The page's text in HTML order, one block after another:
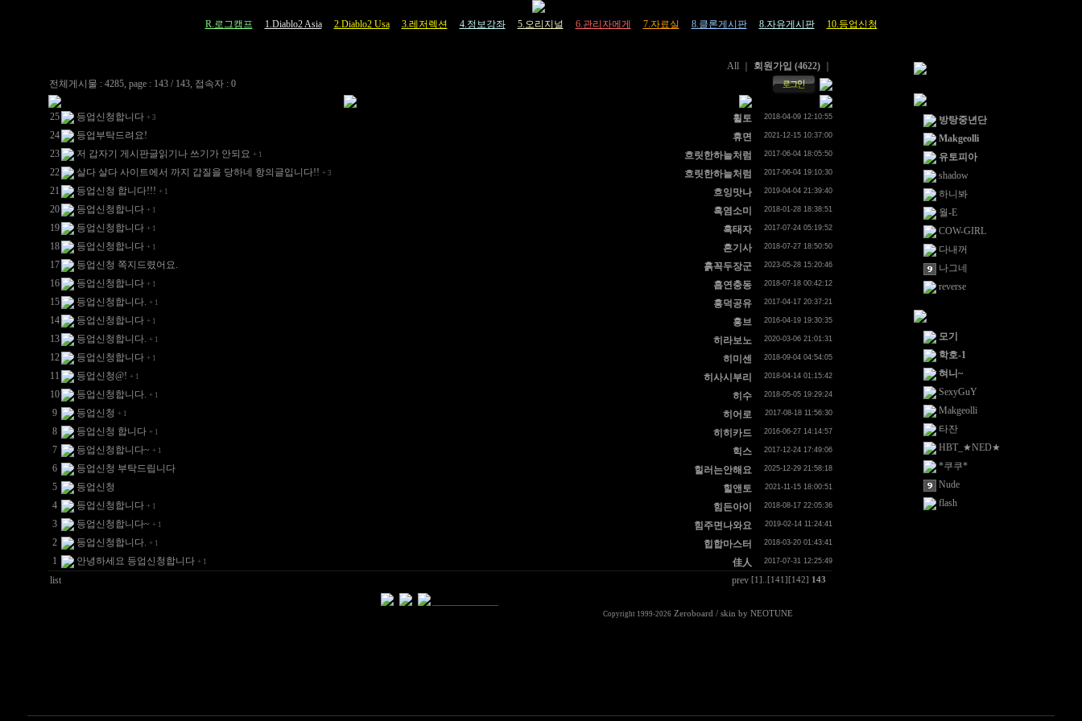
R.로그캠프 1.Diablo2 Asia 2.Diablo2 Usa 3.레저렉션 4.정보강좌 5.오리지널 6.관리자에게 7.자료실 8.클론게시판 8.자유게시판 10.등업신청
All 회원가입 (4622)
전체게시물 : 4285, page : 143 / 143, 접속자 : 0
25 등업신청합니다 + 3 휠토 2018-04-09 12:10:55
24 등업부탁드려요! 휴면 2021-12-15 10:37:00
23 저 갑자기 게시판글읽기나 쓰기가 안되요 + 1 흐릿한하늘처럼 2017-06-04 18:05:50
22 살다 살다 사이트에서 까지 갑질을 당하네 항의글입니다!! + 3 흐릿한하늘처럼 2017-06-04 19:10:30
21 등업신청 합니다!!! + 1 흐잉맛나 2019-04-04 21:39:40
20 등업신청합니다 + 1 흑염소미 2018-01-28 18:38:51
19 등업신청합니다 + 1 흑태자 2017-07-24 05:19:52
18 등업신청합니다 + 1 흔기사 2018-07-27 18:50:50
17 등업신청 쪽지드렸어요. 흙꼭두장군 2023-05-28 15:20:46
16 등업신청합니다 + 1 흡연충동 2018-07-18 00:42:12
15 등업신청합니다. + 1 흥덕공유 2017-04-17 20:37:21
14 등업신청합니다 + 1 흥브 2016-04-19 19:30:35
13 등업신청합니다. + 1 히라보노 2020-03-06 21:01:31
12 등업신청합니다 + 1 히미센 2018-09-04 04:54:05
11 등업신청@! + 1 히사시부리 2018-04-14 01:15:42
10 등업신청합니다. + 1 히수 2018-05-05 19:29:24
9 등업신청 + 1 히어로 2017-08-18 11:56:30
8 등업신청 합니다 + 1 히히카드 2016-06-27 14:14:57
7 등업신청합니다~ + 1 힉스 2017-12-24 17:49:06
6 등업신청 부탁드립니다 힐러는안해요 2025-12-29 21:58:18
5 등업신청 힐앤토 2021-11-15 18:00:51
4 등업신청합니다 + 1 힘든아이 2018-08-17 22:05:36
3 등업신청합니다~ + 1 힘주면나와요 2019-02-14 11:24:41
2 등업신청합니다. + 1 힙합마스터 2018-03-20 01:43:41
1 안녕하세요 등업신청합니다 + 1 佳人 2017-07-31 12:25:49
list prev [1] [141] [142] 143
Copyright 1999-2026 Zeroboard / skin by NEOTUNE
방탕중년단
Makgeolli
유토피아
shadow
하니봐
월-E
COW-GIRL
다내꺼
나그네
reverse
모기
학호-1
혀니~
SexyGuY
Makgeolli
타잔
HBT_★NED★
*쿠쿠*
Nude
flash